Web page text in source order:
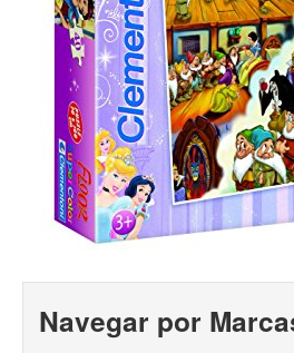
Navegar por